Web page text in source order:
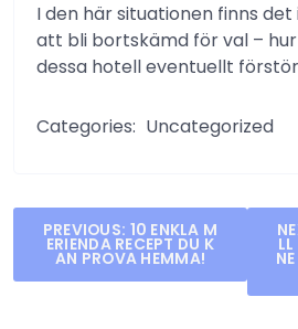
I den här situationen finns
att bli bortskämd för val –
dessa hotell eventuellt
Categories: Uncategorized
Post
navigation
PREVIOUS: 10 ENKLA M
ERIENDA RECEPT DU K
AN PROVA HEMMA!